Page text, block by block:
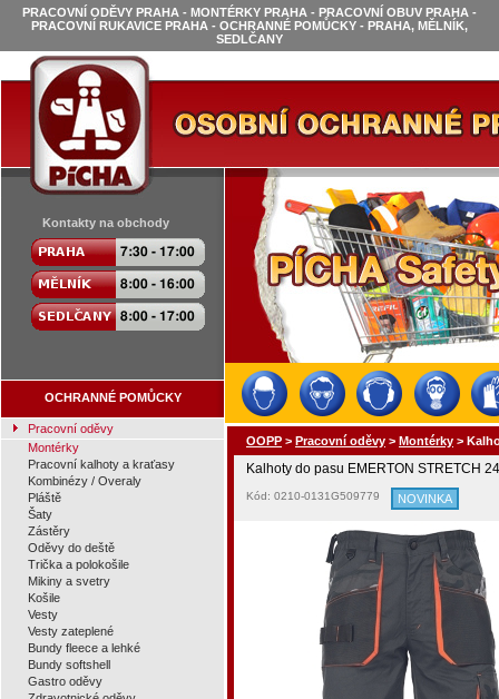
PRACOVNÍ ODĚVY PRAHA - MONTÉRKY PRAHA - PRACOVNÍ OBUV PRAHA -
PRACOVNÍ RUKAVICE PRAHA - OCHRANNÉ POMŮCKY - PRAHA, MĚLNÍK,
SEDLČANY
Kontakty na obchody
OCHRANNÉ POMŮCKY
Pracovní oděvy
Montérky
Pracovní kalhoty a kraťasy
Kombinézy / Overaly
Pláště
Šaty
Zástěry
Oděvy do deště
Trička a polokošile
Mikiny a svetry
Košile
Vesty
Vesty zateplené
Bundy fleece a lehké
Bundy softshell
Gastro oděvy
OOPP > Pracovní oděvy > Montérky >
Kalhoty do pasu EMERTON STRETCH
Kód: 0210-0131G509779 NOVINKA